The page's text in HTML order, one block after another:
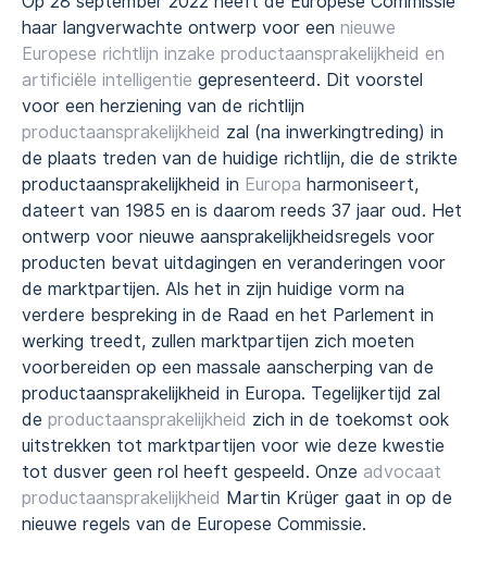
haar langverwachte ontwerp voor een nieuwe
Europese richtlijn inzake productaansprakelijkheid en
artificiële intelligentie gepresenteerd. Dit voorstel
voor een herziening van de richtlijn
productaansprakelijkheid zal (na inwerkingtreding) in
de plaats treden van de huidige richtlijn, die de strikte
productaansprakelijkheid in Europa harmoniseert,
dateert van 1985 en is daarom reeds 37 jaar oud. Het
ontwerp voor nieuwe aansprakelijkheidsregels voor
producten bevat uitdagingen en veranderingen voor
de marktpartijen. Als het in zijn huidige vorm na
verdere bespreking in de Raad en het Parlement in
werking treedt, zullen marktpartijen zich moeten
voorbereiden op een massale aanscherping van de
productaansprakelijkheid in Europa. Tegelijkertijd zal
de productaansprakelijkheid zich in de toekomst ook
uitstrekken tot marktpartijen voor wie deze kwestie
tot dusver geen rol heeft gespeeld. Onze advocaat
productaansprakelijkheid Martin Krüger gaat in op de
nieuwe regels van de Europese Commissie.